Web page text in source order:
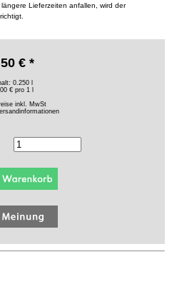
Lieferzeiten anfallen, wird der
€ *
0.250 l
€ pro 1 l
inkl. MwSt